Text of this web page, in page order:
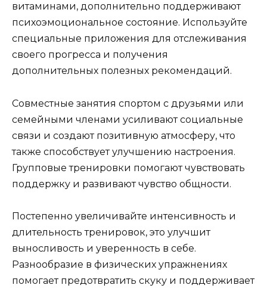
витаминами, дополнительно поддерживают
психоэмоциональное состояние. Используйте
специальные приложения для отслеживания
своего прогресса и получения
дополнительных полезных рекомендаций.
Совместные занятия спортом с друзьями или
семейными членами усиливают социальные
связи и создают позитивную атмосферу, что
также способствует улучшению настроения.
Групповые тренировки помогают чувствовать
поддержку и развивают чувство общности.
Постепенно увеличивайте интенсивность и
длительность тренировок, это улучшит
выносливость и уверенность в себе.
Разнообразие в физических упражнениях
помогает предотвратить скуку и поддерживает